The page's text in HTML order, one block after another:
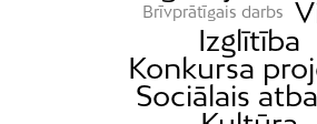
Brīvprātīgais darbs
Izglītība
Konkursa
Sociālais